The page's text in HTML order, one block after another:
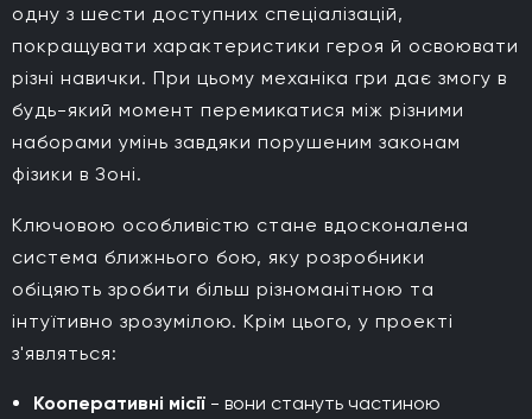
одну з шести доступних спеціалізацій,
покращувати характеристики героя й освоювати
різні навички. При цьому механіка гри дає змогу в
будь-який момент перемикатися між різними
наборами умінь завдяки порушеним законам
фізики в Зоні.
Ключовою особливістю стане вдосконалена
система ближнього бою, яку розробники
обіцяють зробити більш різноманітною та
інтуїтивно зрозумілою. Крім цього, у проекті
з'являться:
Кооперативні місії - вони стануть частиною